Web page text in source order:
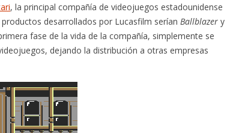
, la principal compañía de videojuegos estadounidense
desarrollados por Lucasfilm seríanBallblazer y
fase de la vida de la compañía, simplemente se
dejando la distribución a otras empresas